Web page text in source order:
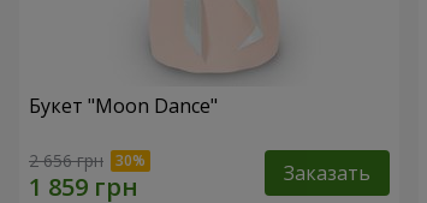
Букет "Moon Dance"
2 656 грн Заказать